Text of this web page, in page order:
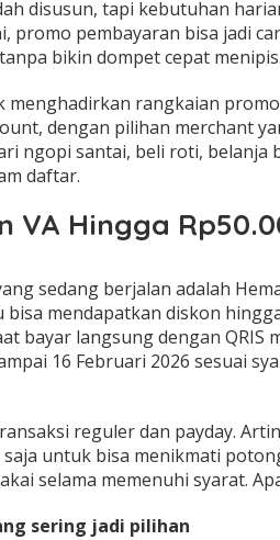
disusun, tapi kebutuhan
promo pembayaran bisa jadi
bikin dompet cepat menipis.
menghadirkan rangkaian
dengan pilihan merchant
ngopi santai, beli roti, belanja
daftar.
VA Hingga
sedang berjalan adalah
bisa mendapatkan diskon
bayar langsung dengan QRIS
16 Februari 2026 sesuai
reguler dan payday.
untuk bisa menikmati
selama memenuhi syarat.
sering jadi pilihan